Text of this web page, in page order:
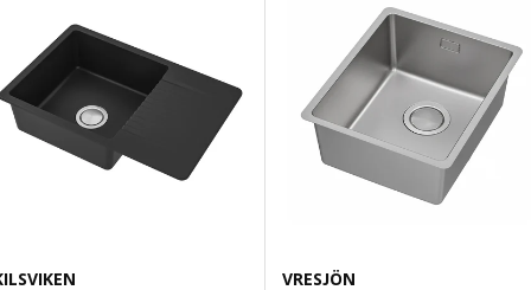
VRESJÖN